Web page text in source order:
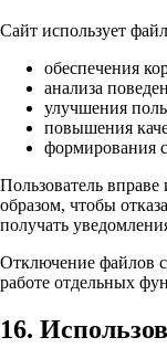
Сайт использует
обеспечения
анализа
улучшения
повышения
формирования
Пользователь вправе
образом, чтобы
получать
Отключение файлов
работе отдельных
16.